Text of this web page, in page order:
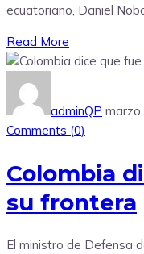
ecuatoriano, Daniel
Read More
adminQP marzo
Comments (0)
Colombia
su frontera
El ministro de Defensa